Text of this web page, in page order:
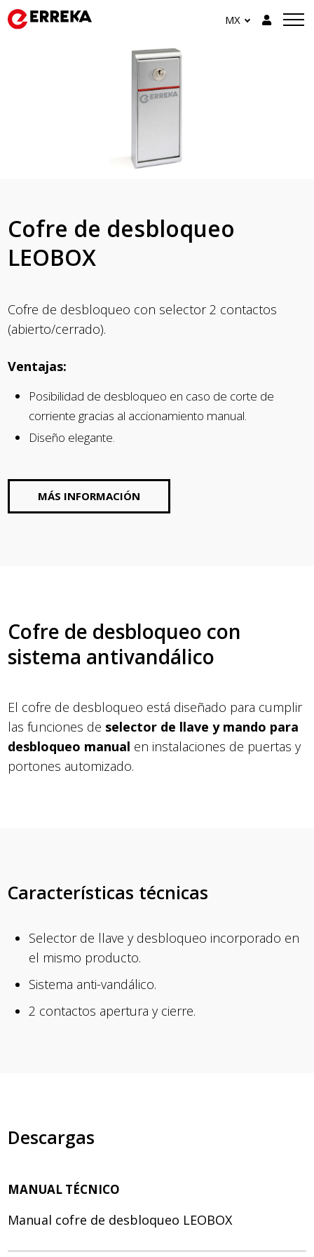
MX
Cofre de desbloqueo
LEOBOX
Cofre de desbloqueo con selector 2 contactos
(abierto/cerrado).
Ventajas:
Posibilidad de desbloqueo en caso de corte de
corriente gracias al accionamiento manual.
Diseño elegante.
MÁS INFORMACIÓN
Cofre de desbloqueo con
sistema antivandálico
El cofre de desbloqueo está diseñado para cumplir
las funciones de selector de llave y mando para
desbloqueo manual en instalaciones de puertas y
portones automizado.
Características técnicas
Selector de llave y desbloqueo incorporado en
el mismo producto.
Sistema anti-vandálico.
2 contactos apertura y cierre.
Descargas
MANUAL TÉCNICO
Manual cofre de desbloqueo LEOBOX